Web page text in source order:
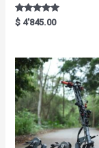
Rated
5.00
$ 4'845.00